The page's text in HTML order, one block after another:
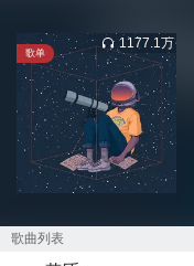
歌单
1177.1万
歌曲列表